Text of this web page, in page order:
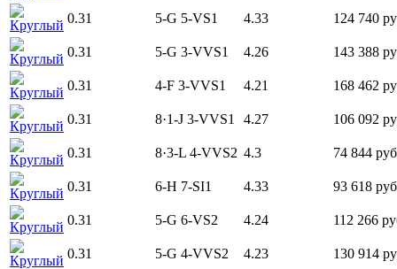
Круглый 0.31 5-G 5-VS1 4.33 124 740
Круглый 0.31 5-G 3-VVS1 4.26 143 388
Круглый 0.31 4-F 3-VVS1 4.21 168 462
Круглый 0.31 8·1-J 3-VVS1 4.27 106 092
Круглый 0.31 8·3-L 4-VVS2 4.3 74 844
Круглый 0.31 6-H 7-SI1 4.33 93 618
Круглый 0.31 5-G 6-VS2 4.24 112 266
Круглый 0.31 5-G 4-VVS2 4.23 130 914